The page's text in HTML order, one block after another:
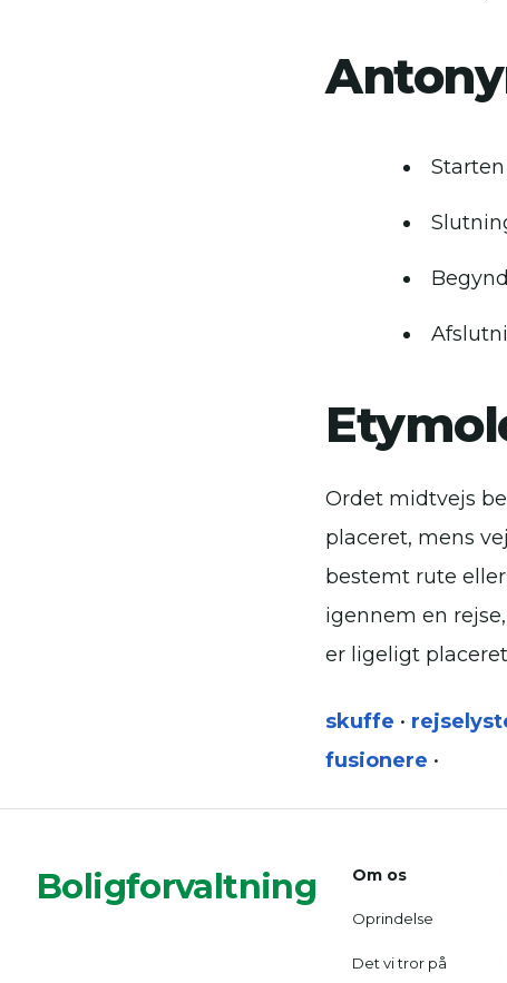
Starten
Ordet midtvejs
placeret, mens
bestemt rute
igennem en
er ligeligt
skuffe •
fusionere •
Boligforvaltning Om os
Oprindelse
Det vi tror på